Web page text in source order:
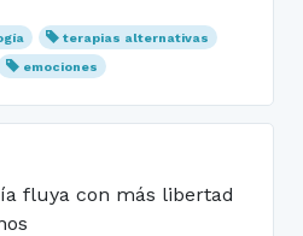
terapias alternativas
emociones
fluya con más libertad